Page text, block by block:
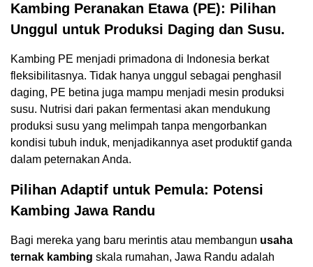
Kambing Peranakan Etawa (PE): Pilihan
Unggul untuk Produksi Daging dan Susu.
Kambing PE menjadi primadona di Indonesia berkat
fleksibilitasnya. Tidak hanya unggul sebagai penghasil
daging, PE betina juga mampu menjadi mesin produksi
susu. Nutrisi dari pakan fermentasi akan mendukung
produksi susu yang melimpah tanpa mengorbankan
kondisi tubuh induk, menjadikannya aset produktif ganda
dalam peternakan Anda.
Pilihan Adaptif untuk Pemula: Potensi
Kambing Jawa Randu
Bagi mereka yang baru merintis atau membangun usaha
ternak kambing skala rumahan, Jawa Randu adalah